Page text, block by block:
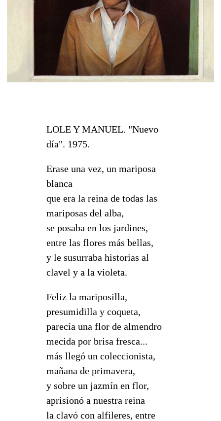
LOLE Y MANUEL. "Nuevo
día". 1975.
Erase una vez, un mariposa
blanca
que era la reina de todas las
mariposas del alba,
se posaba en los jardines,
entre las flores más bellas,
y le susurraba historias al
clavel y a la violeta.
Feliz la mariposilla,
presumidilla y coqueta,
parecía una flor de almendro
mecida por brisa fresca...
más llegó un coleccionista,
mañana de primavera,
y sobre un jazmín en flor,
aprisionó a nuestra reina
la clavó con alfileres, entre